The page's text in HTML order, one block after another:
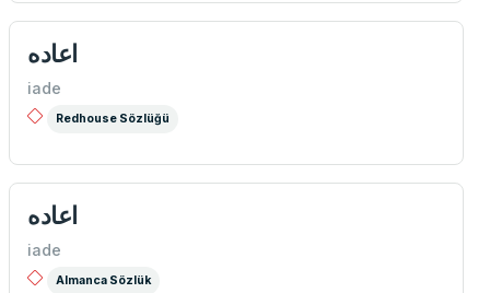
اعاده
iade
Redhouse Sözlüğü
اعاده
iade
Almanca Sözlük